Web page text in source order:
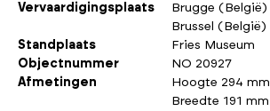
Vervaardigingsplaats
Brugge (België)
Brussel (België)
Standplaats
Fries Museum
Objectnummer
NO 20927
Afmetingen
Hoogte 294 mm
Breedte 191 mm